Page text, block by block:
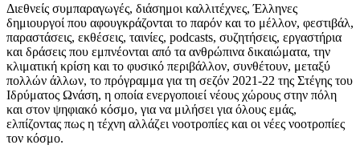
Διεθνείς συμπαραγωγές, διάσημοι καλλιτέχνες, Έλληνες
δημιουργοί που αφουγκράζονται το παρόν και το μέλλον, φεστιβάλ,
παραστάσεις, εκθέσεις, ταινίες, podcasts, συζητήσεις, εργαστήρια
και δράσεις που εμπνέονται από τα ανθρώπινα δικαιώματα, την
κλιματική κρίση και το φυσικό περιβάλλον, συνθέτουν, μεταξύ
πολλών άλλων, το πρόγραμμα για τη σεζόν 2021-22 της Στέγης του
Ιδρύματος Ωνάση, η οποία ενεργοποιεί νέους χώρους στην πόλη
και στον ψηφιακό κόσμο, για να μιλήσει για όλους εμάς,
ελπίζοντας πως η τέχνη αλλάζει νοοτροπίες και οι νέες νοοτροπίες
τον κόσμο.